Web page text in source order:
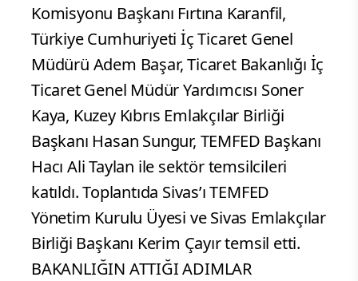
Komisyonu Başkanı Fırtına Karanfil,
Türkiye Cumhuriyeti İç Ticaret Genel
Müdürü Adem Başar, Ticaret Bakanlığı İç
Ticaret Genel Müdür Yardımcısı Soner
Kaya, Kuzey Kıbrıs Emlakçılar Birliği
Başkanı Hasan Sungur, TEMFED Başkanı
Hacı Ali Taylan ile sektör temsilcileri
katıldı. Toplantıda Sivas’ı TEMFED
Yönetim Kurulu Üyesi ve Sivas Emlakçılar
Birliği Başkanı Kerim Çayır temsil etti.
BAKANLIĞIN ATTIĞI ADIMLAR